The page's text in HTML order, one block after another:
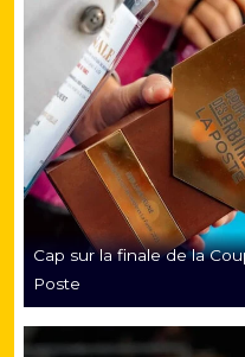
Cap sur la finale de la
Poste